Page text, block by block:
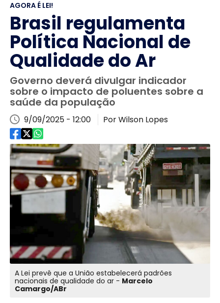
AGORA É LEI!
Brasil regulamenta
Política Nacional de
Qualidade do Ar
Governo deverá divulgar indicador
sobre o impacto de poluentes sobre a
saúde da população
9/09/2025 - 12:00 Por Wilson Lopes
A Lei prevê que a União estabelecerá padrões
nacionais de qualidade do ar - Marcelo
Camargo/ABr